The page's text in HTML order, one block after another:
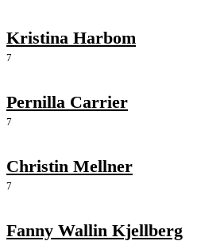
Kristina Harbom
7
Pernilla Carrier
7
Christin Mellner
7
Fanny Wallin Kjellberg